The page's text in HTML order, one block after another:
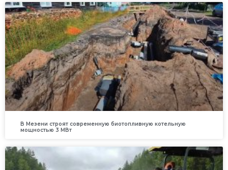
В Мезени строят современную биотопливную котельную
мощностью 3 МВт